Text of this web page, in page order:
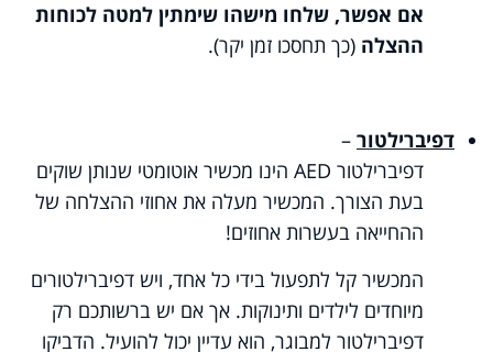
אם אפשר, שלחו מישהו שימתין למטה לכוחות
ההצלה (כך תחסכו זמן יקר).
דפיברילטור –
דפיברילטור AED הינו מכשיר אוטומטי שנותן שוקים
בעת הצורך. המכשיר מעלה את אחוזי ההצלחה של
ההחייאה בעשרות אחוזים!
המכשיר קל לתפעול בידי כל אחד, ויש דפיברילטורים
מיוחדים לילדים ותינוקות. אך אם יש ברשותכם רק
דפיברילטור למבוגר, הוא עדיין יכול להועיל. הדביקו